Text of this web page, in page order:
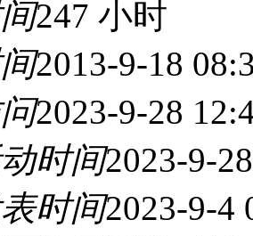
247 小时
2013-9-18
2023-9-28
时间2023-9-
时间2023-9-4